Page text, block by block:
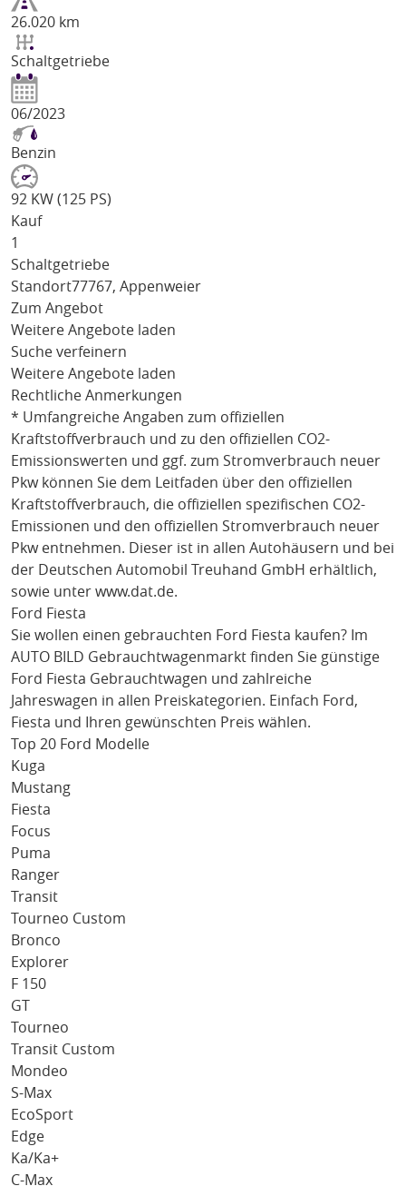
26.020 km
Schaltgetriebe
06/2023
Benzin
92 KW (125 PS)
Kauf
1
Schaltgetriebe
Standort77767, Appenweier
Zum Angebot
Weitere Angebote laden
Suche verfeinern
Weitere Angebote laden
Rechtliche Anmerkungen
* Umfangreiche Angaben zum offiziellen
Kraftstoffverbrauch und zu den offiziellen CO2-
Emissionswerten und ggf. zum Stromverbrauch neuer
Pkw können Sie dem Leitfaden über den offiziellen
Kraftstoffverbrauch, die offiziellen spezifischen CO2-
Emissionen und den offiziellen Stromverbrauch neuer
Pkw entnehmen. Dieser ist in allen Autohäusern und bei
der Deutschen Automobil Treuhand GmbH erhältlich,
sowie unter www.dat.de.
Ford Fiesta
Sie wollen einen gebrauchten Ford Fiesta kaufen? Im
AUTO BILD Gebrauchtwagenmarkt finden Sie günstige
Ford Fiesta Gebrauchtwagen und zahlreiche
Jahreswagen in allen Preiskategorien. Einfach Ford,
Fiesta und Ihren gewünschten Preis wählen.
Top 20 Ford Modelle
Kuga
Mustang
Fiesta
Focus
Puma
Ranger
Transit
Tourneo Custom
Bronco
Explorer
F 150
GT
Tourneo
Transit Custom
Mondeo
S-Max
EcoSport
Edge
Ka/Ka+
C-Max